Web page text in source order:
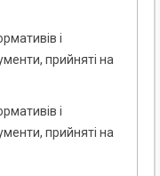
і
прийняті на
і
прийняті на